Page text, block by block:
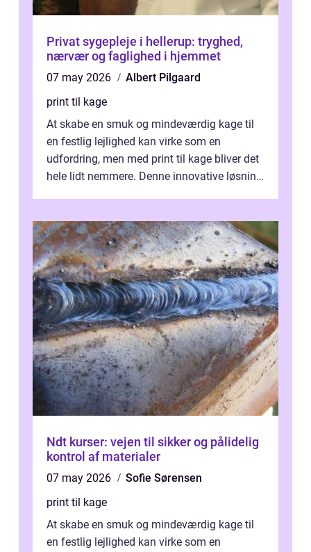
Privat sygepleje i hellerup: tryghed,
nærvær og faglighed i hjemmet
07 may 2026
Albert Pilgaard
print til kage
At skabe en smuk og mindeværdig kage til
en festlig lejlighed kan virke som en
udfordring, men med print til kage bliver det
hele lidt nemmere. Denne innovative løsning
Ndt kurser: vejen til sikker og pålidelig
kontrol af materialer
07 may 2026
Sofie Sørensen
print til kage
At skabe en smuk og mindeværdig kage til
en festlig lejlighed kan virke som en